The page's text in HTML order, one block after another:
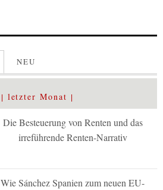
NEU
letzter Monat
Die Besteuerung von Renten und das
irreführende Renten-Narrativ
Wie Sánchez Spanien zum neuen EU-